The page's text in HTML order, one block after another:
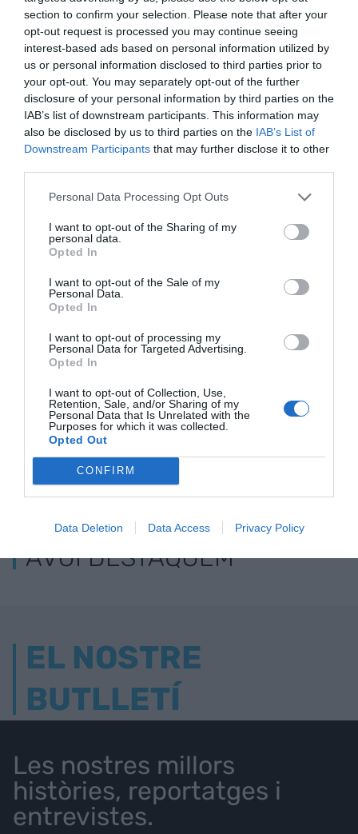
section to confirm your selection. Please note that after your
opt-out request is processed you may continue seeing
interest-based ads based on personal information utilized by
us or personal information disclosed to third parties prior to
your opt-out. You may separately opt-out of the further
disclosure of your personal information by third parties on the
IAB’s list of downstream participants. This information may
also be disclosed by us to third parties on the IAB’s List of
Downstream Participants that may further disclose it to other
Personal Data Processing Opt Outs
I want to opt-out of the Sharing of my
personal data.
Opted In
I want to opt-out of the Sale of my
Personal Data.
Opted In
I want to opt-out of processing my
Personal Data for Targeted Advertising.
Opted In
I want to opt-out of Collection, Use,
Retention, Sale, and/or Sharing of my
Personal Data that Is Unrelated with the
Purposes for which it was collected.
Opted Out
CONFIRM
Data Deletion Data Access Privacy Policy
RELACIONADES
Glovo comença a
operar a Palmapatrocinador
principal global del
de
ELS MÉS LLEGITS
AVUI DESTAQUEM
EL NOSTRE
BUTLLETÍ
Les nostres millors
històries, reportatges i
entrevistes.